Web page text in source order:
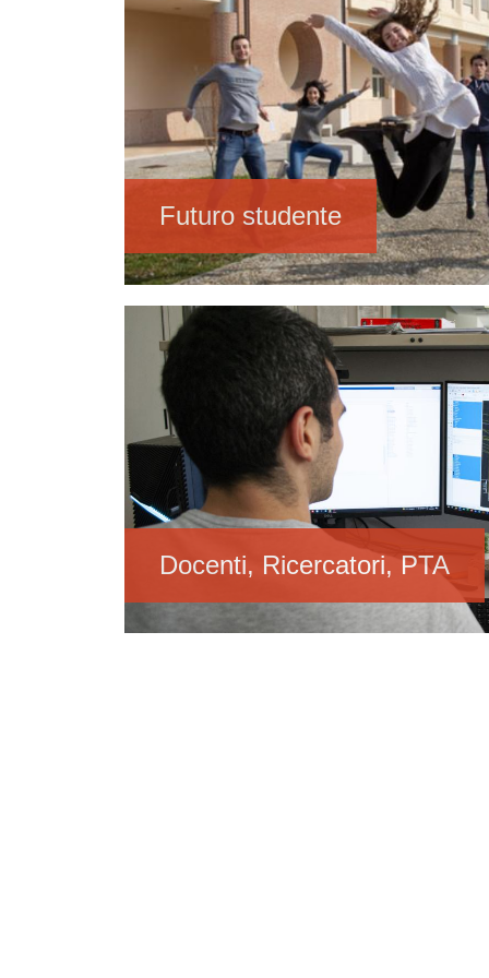
Futuro studente
Immagine
Docenti, Ricercatori, PTA